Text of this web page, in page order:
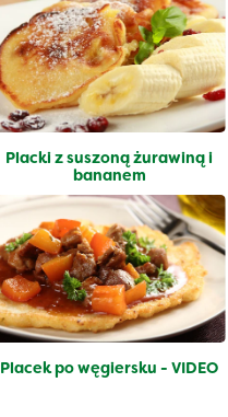
Placki z suszoną żurawiną i
bananem
Placek po węgiersku - VIDEO